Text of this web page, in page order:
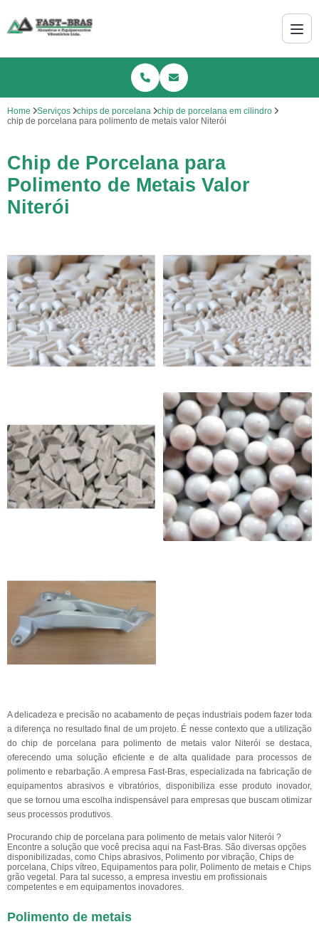
Home Serviços chips de porcelana
chip de porcelana em cilindro
chip de porcelana para polimento de metais valor Niterói
Chip de Porcelana para
Polimento de Metais Valor
Niterói
A delicadeza e precisão no acabamento de peças industriais podem fazer toda
a diferença no resultado final de um projeto. É nesse contexto que a utilização
do chip de porcelana para polimento de metais valor Niterói se destaca,
oferecendo uma solução eficiente e de alta qualidade para processos de
polimento e rebarbação. A empresa Fast-Bras, especializada na fabricação de
equipamentos abrasivos e vibratórios, disponibiliza esse produto inovador,
que se tornou uma escolha indispensável para empresas que buscam otimizar
seus processos produtivos.
Procurando chip de porcelana para polimento de metais valor Niterói ?
Encontre a solução que você precisa aqui na Fast-Bras. São diversas opções
disponibilizadas, como Chips abrasivos, Polimento por vibração, Chips de
porcelana, Chips vítreo, Equipamentos para polir, Polimento de metais e Chips
grão vegetal. Para tal sucesso, a empresa investiu em profissionais
competentes e em equipamentos inovadores.
Polimento de metais